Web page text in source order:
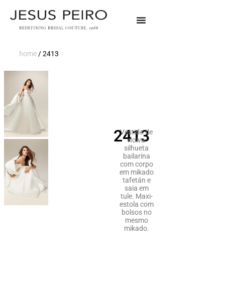
home /2413
2413
Vestido de
noiva
silhueta
bailarina
com corpo
em mikado
tafetán e
saia em
tule. Maxi-
estola com
bolsos no
mesmo
mikado.